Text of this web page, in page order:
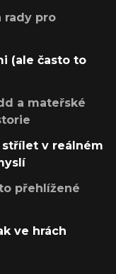
rady pro
(ale často to
a mateřské
v reálném
přehlížené
ve hrách